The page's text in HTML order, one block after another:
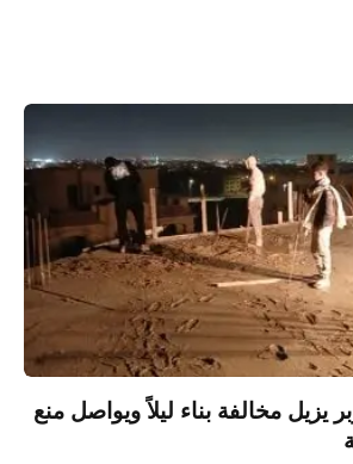
6 أكتوبر يزيل مخالفة بناء ليلاً ويواصل منع